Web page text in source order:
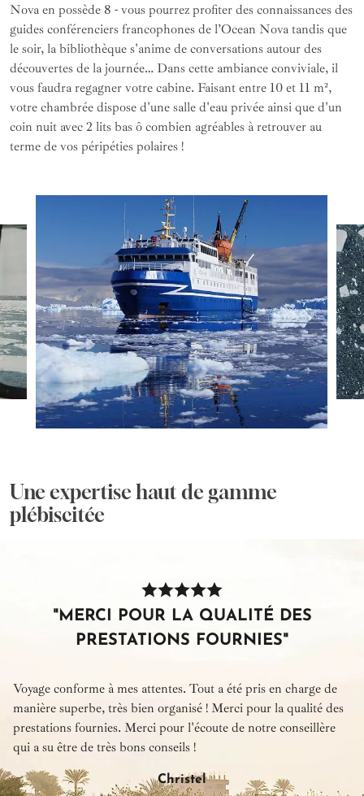
Nova en possède 8 - vous pourrez profiter des connaissances des
guides conférenciers francophones de l’Ocean Nova tandis que
le soir, la bibliothèque s'anime de conversations autour des
découvertes de la journée… Dans cette ambiance conviviale, il
vous faudra regagner votre cabine. Faisant entre 10 et 11 m²,
votre chambrée dispose d'une salle d'eau privée ainsi que d'un
coin nuit avec 2 lits bas ô combien agréables à retrouver au
terme de vos péripéties polaires !
Une expertise haut de gamme
plébiscitée
"MERCI POUR LA QUALITÉ DES
PRESTATIONS FOURNIES"
Voyage conforme à mes attentes. Tout a été pris en charge de
manière superbe, très bien organisé ! Merci pour la qualité des
prestations fournies. Merci pour l'écoute de notre conseillère
qui a su être de très bons conseils !
Christel